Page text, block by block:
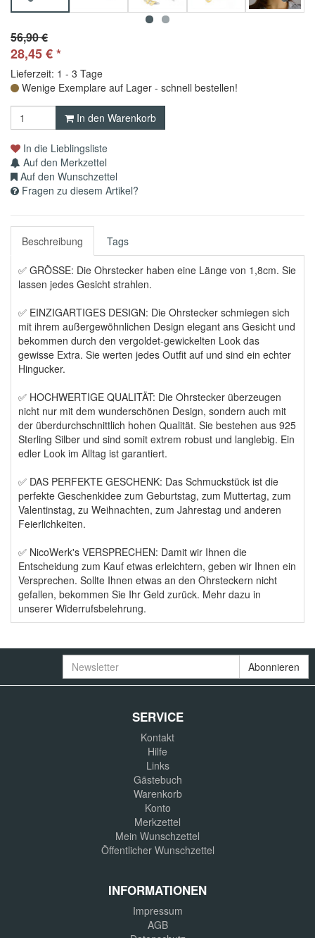
56,90 €
28,45€*
Lieferzeit: 1 - 3 Tage
Wenige Exemplare auf Lager - schnell bestellen!
In den Warenkorb
In die Lieblingsliste
Auf den Merkzettel
Auf den Wunschzettel
Fragen zu diesem Artikel?
Beschreibung Tags
✅ GRÖSSE: Die Ohrstecker haben eine Länge von 1,8cm. Sie
lassen jedes Gesicht strahlen.
✅ EINZIGARTIGES DESIGN: Die Ohrstecker schmiegen sich
mit ihrem außergewöhnlichen Design elegant ans Gesicht und
bekommen durch den vergoldet-gewickelten Look das
gewisse Extra. Sie werten jedes Outfit auf und sind ein echter
Hingucker.
✅ HOCHWERTIGE QUALITÄT: Die Ohrstecker überzeugen
nicht nur mit dem wunderschönen Design, sondern auch mit
der überdurchschnittlich hohen Qualität. Sie bestehen aus 925
Sterling Silber und sind somit extrem robust und langlebig. Ein
edler Look im Alltag ist garantiert.
✅ DAS PERFEKTE GESCHENK: Das Schmuckstück ist die
perfekte Geschenkidee zum Geburtstag, zum Muttertag, zum
Valentinstag, zu Weihnachten, zum Jahrestag und anderen
Feierlichkeiten.
✅ NicoWerk's VERSPRECHEN: Damit wir Ihnen die
Entscheidung zum Kauf etwas erleichtern, geben wir Ihnen ein
Versprechen. Sollte Ihnen etwas an den Ohrsteckern nicht
gefallen, bekommen Sie Ihr Geld zurück. Mehr dazu in
unserer Widerrufsbelehrung.
Newsletter Abonnieren
SERVICE
Kontakt
Hilfe
Links
Gästebuch
Warenkorb
Konto
Merkzettel
Mein Wunschzettel
Öffentlicher Wunschzettel
INFORMATIONEN
Impressum
AGB